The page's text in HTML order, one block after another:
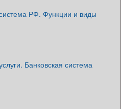
РФ. Функции и виды
Банковская система